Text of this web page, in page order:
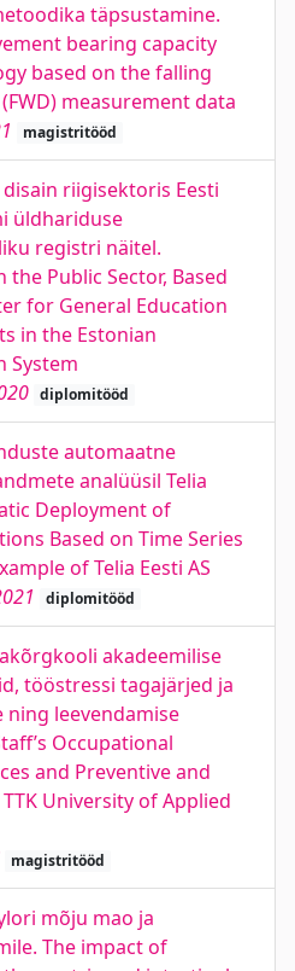
täpsustamine.
bearing capacity
based on the falling
measurement data
magistritööd
riigisektoris Eesti
üldhariduse
registri näitel.
Public Sector, Based
for General Education
in the Estonian
System
diplomitööd
automaatne
analüüsil Telia
Deployment of
Based on Time Series
of Telia Eesti AS
diplomitööd
akadeemilise
tööstressi tagajärjed ja
leevendamise
Occupational
and Preventive and
University of Applied
magistritööd
mõju mao ja
The impact of